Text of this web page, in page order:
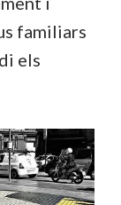
familiars
els